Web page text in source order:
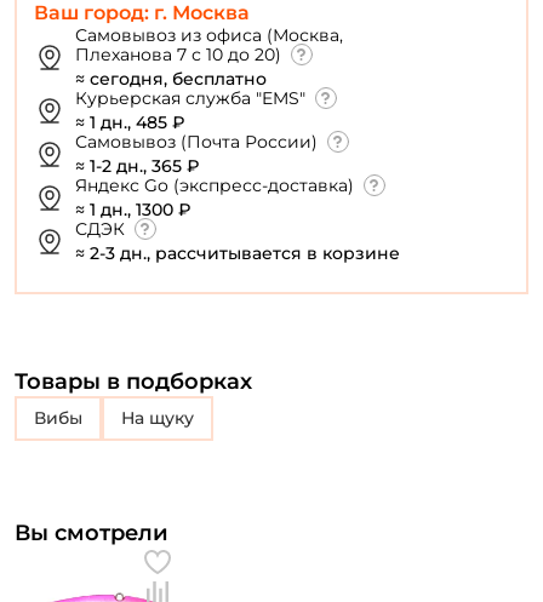
Ваш город: г. Москва
Самовывоз из офиса (Москва,
Плеханова 7 с 10 до 20)
≈ сегодня, бесплатно
Курьерская служба "EMS"
≈ 1 дн., 485 ₽
Самовывоз (Почта России)
≈ 1-2 дн., 365 ₽
Яндекс Go (экспресс-доставка)
≈ 1 дн., 1300 ₽
СДЭК
≈ 2-3 дн., рассчитывается в корзине
Товары в подборках
Вибы на щуку
Вы смотрели